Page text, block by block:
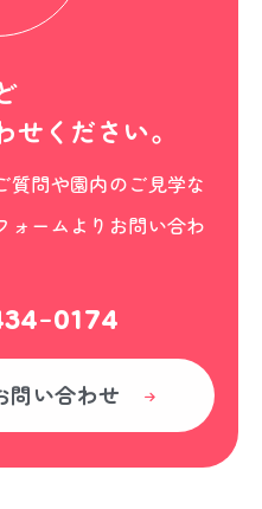
ください。
質問や園内のご見学な
ォームよりお問い合わ
0174
問い合わせ